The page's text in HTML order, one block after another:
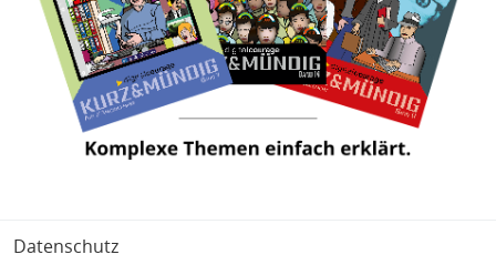
Fußbereich
Datenschutz